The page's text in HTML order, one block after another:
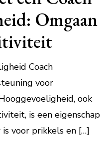
Omgaan
Coach
voor
ook
is een eigenschap
voor prikkels en […]